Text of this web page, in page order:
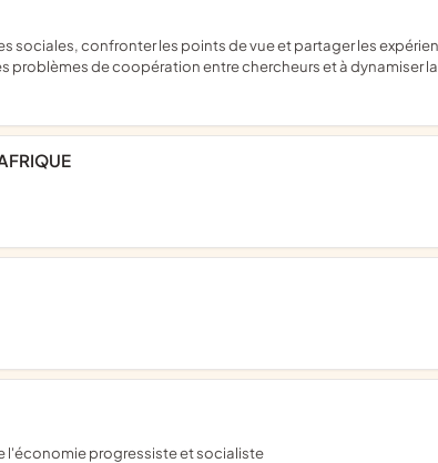
de coopération entre chercheurs et à dynamiser la
l'économie progressiste et socialiste